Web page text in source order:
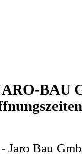
Jaro Bau